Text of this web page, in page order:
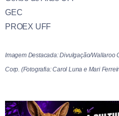
GEC
PROEX UFF
Imagem Destacada: Divulgação/Wallaroo
Corp. (Fotografia: Carol Luna e Mari